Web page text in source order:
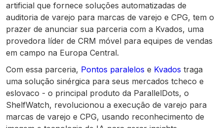
artificial que fornece soluções automatizadas de
auditoria de varejo para marcas de varejo e CPG, tem o
prazer de anunciar sua parceria com a Kvados, uma
provedora líder de CRM móvel para equipes de vendas
em campo na Europa Central.
Com essa parceria, Pontos paralelos e Kvados traga
uma solução sinérgica para seus mercados tcheco e
eslovaco - o principal produto da ParallelDots, o
ShelfWatch, revolucionou a execução de varejo para
marcas de varejo e CPG, usando reconhecimento de